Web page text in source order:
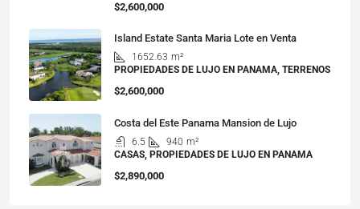
$2,600,000
Island Estate Santa Maria Lote en Venta
1652.63 m²
PROPIEDADES DE LUJO EN PANAMA, TERRENOS
$2,600,000
Costa del Este Panama Mansion de Lujo
6.5 940 m²
CASAS, PROPIEDADES DE LUJO EN PANAMA
$2,890,000